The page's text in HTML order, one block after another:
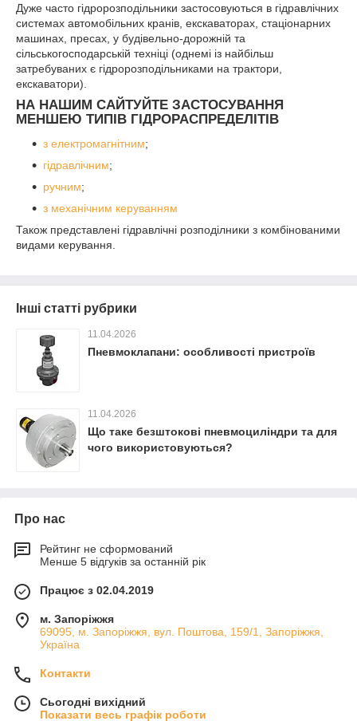
Дуже часто гідророзподільники застосовуються в гідравлічних
системах автомобільних кранів, екскаваторах, стаціонарних
машинах, пресах, у будівельно-дорожній та
сільськогосподарській техніці (однемі із найбільш
затребуваних є гідророзподільниками на трактори,
екскаватори).
НА НАШИМ САЙТУЙТЕ ЗАСТОСУВАННЯ
МЕНШЕЮ ТИПІВ ГІДРОРАСПРЕДЕЛІТІВ
з електромагнітним;
гідравлічним;
ручним;
з механічним керуванням
Також представлені гідравлічні розподілники з комбінованими
видами керування.
Інші статті рубрики
11.04.2026
Пневмоклапани: особливості пристроїв
11.04.2026
Що таке безштокові пневмоциліндри та для
чого використовуються?
Про нас
Рейтинг не сформований
Менше 5 відгуків за останній рік
Працює з 02.04.2019
м. Запоріжжя
69095, м. Запоріжжя, вул. Поштова, 159/1, Запоріжжя,
Україна
Контакти
Сьогодні вихідний
Показати весь графік роботи